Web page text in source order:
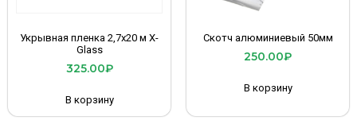
Укрывная пленка 2,7х20 м X-
Glass
325.00₽
В корзину
Скотч алюминиевый 50мм
250.00₽
В корзину